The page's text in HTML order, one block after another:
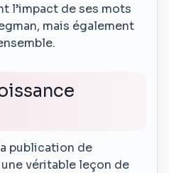
l’impact de ses mots
mais également
publication de
véritable leçon de